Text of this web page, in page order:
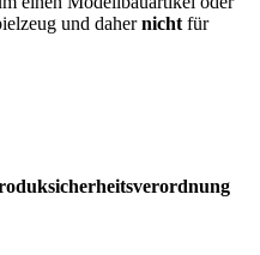
und dahernicht für